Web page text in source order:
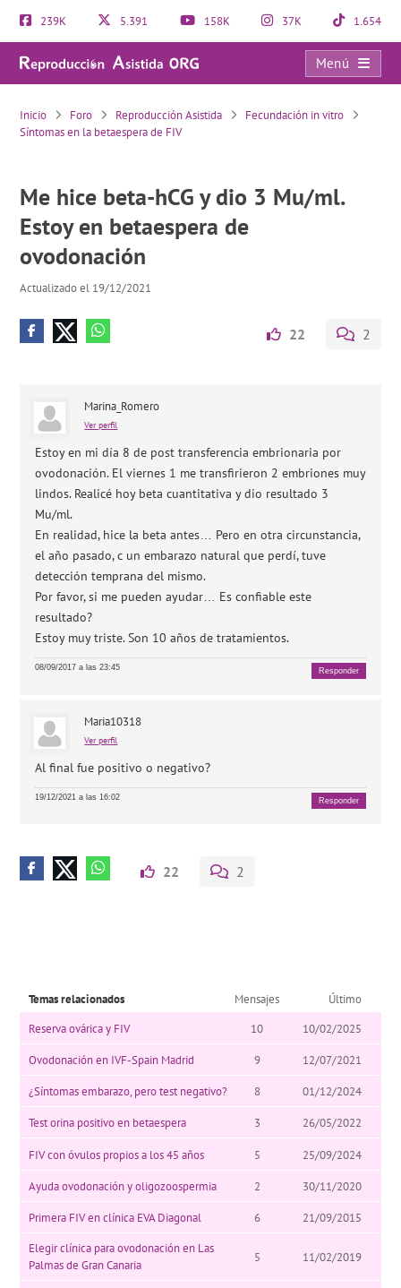
239K 5.391 158K 37K 1.654
Menú
Me hice beta-hCG y dio 3 Mu/ml. Estoy en betaespera de ovodonación
Inicio Foro Reproducción Asistida
Fecundación in vitro
Síntomas en la betaespera de FIV
Me hice beta-hCG y dio 3 Mu/ml.
Estoy en betaespera de
ovodonación
Actualizado el 19/12/2021
22 2
Marina_Romero
Ver perfil
Estoy en mi día 8 de post transferencia embrionaria por
ovodonación. El viernes 1 me transfirieron 2 embriones muy
lindos. Realicé hoy beta cuantitativa y dio resultado 3
Mu/ml.
En realidad, hice la beta antes… Pero en otra circunstancia,
el año pasado, c un embarazo natural que perdí, tuve
detección temprana del mismo.
Por favor, si me pueden ayudar… Es confiable este
resultado?
Estoy muy triste. Son 10 años de tratamientos.
08/09/2017 a las 23:45 Responder
Maria10318
Ver perfil
Al final fue positivo o negativo?
19/12/2021 a las 16:02 Responder
22 2
Temas relacionados Mensajes
Último
Reserva ovárica y FIV
10 10/02/2025
Ovodonación en IVF-Spain Madrid 9 12/07/2021
¿Síntomas embarazo, pero test negativo? 8 01/12/2024
Test orina positivo en betaespera 3 26/05/2022
FIV con óvulos propios a los 45 años 5 25/09/2024
Ayuda ovodonación y oligozoospermia 2 30/11/2020
Primera FIV en clínica EVA Diagonal 6
21/09/2015
Elegir clínica para ovodonación en Las
Palmas de Gran Canaria
5 11/02/2019